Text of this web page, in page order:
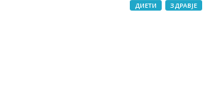
ДИЕТИ ЗДРАВЈЕ